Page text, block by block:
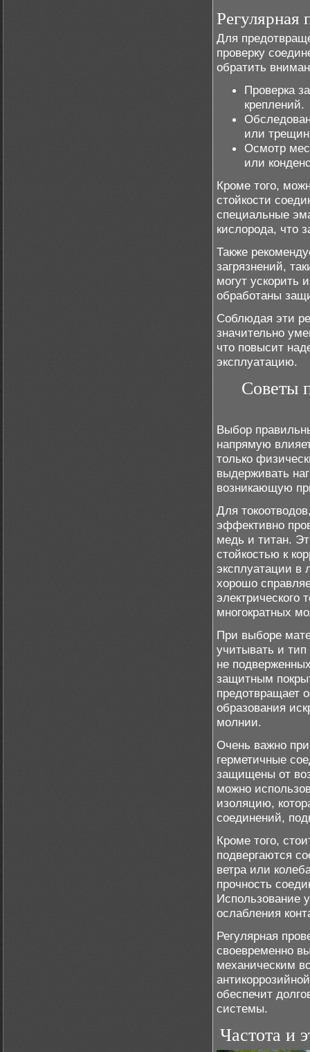
Регулярная
Для
проверку
обратить
Проверка
креплений.
или
Осмотр
или
Кроме того,
стойкости
специальные
кислорода, что
Также
загрязнений,
могут ускорить
обработаны
Соблюдая эти
значительно
что повысит
эксплуатацию.
Советы
Выбор
напрямую
только
выдерживать
возникающую
Для
эффективно
медь и титан.
стойкостью к
эксплуатации в
хорошо
электрического
многократных
При выборе
учитывать и
не
защитным
предотвращает
образования
молнии.
Очень важно
герметичные
защищены от
можно
изоляцию,
соединений,
Кроме того,
подвергаются
ветра или
прочность
Использование
ослабления
Регулярная
своевременно
механическим
обеспечит
системы.
Частота и